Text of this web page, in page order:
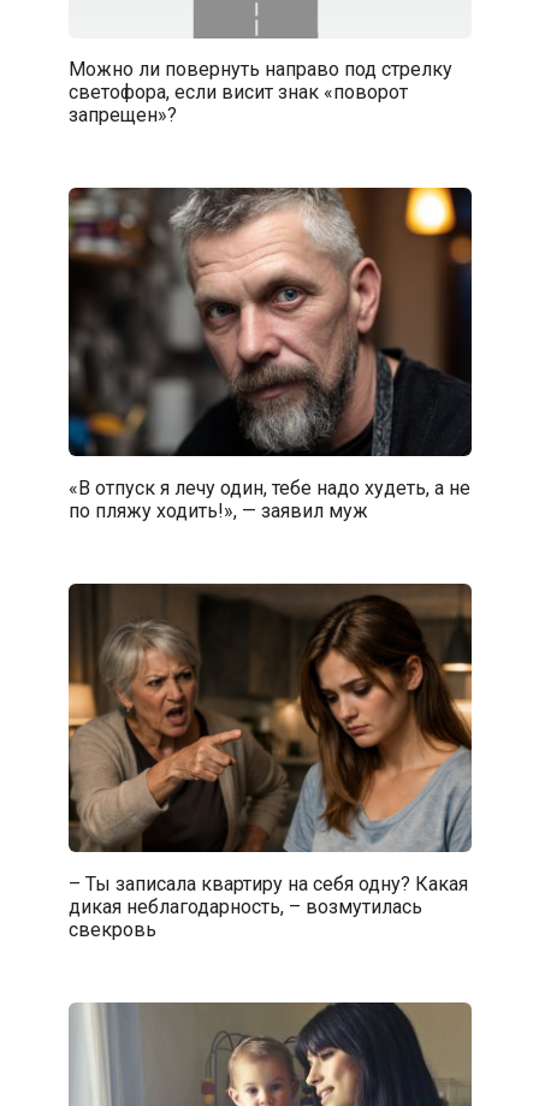
Можно ли повернуть направо под стрелку
светофора, если висит знак «поворот
запрещен»?
«В отпуск я лечу один, тебе надо худеть, а не
по пляжу ходить!», — заявил муж
– Ты записала квартиру на себя одну? Какая
дикая неблагодарность, – возмутилась
свекровь